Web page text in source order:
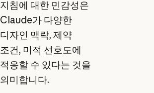
지침에 대한 민감성은
Claude가 다양한
디자인 맥락, 제약
조건, 미적 선호도에
적응할 수 있다는 것을
의미합니다.